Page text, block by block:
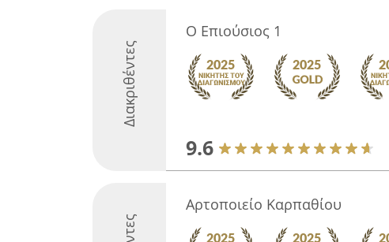
Διακριθέντες
Ο Επιούσιος 1
9.6
Αρτοποιείο Καρπαθίου